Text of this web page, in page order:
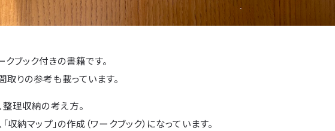
ブック付きの書籍です。
りの参考も載っています。
理収納の考え方。
収納マップ」の作成（ワークブック）になっています。